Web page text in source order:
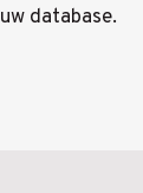
database.